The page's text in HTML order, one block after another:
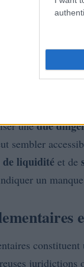
et
la plupart des
sont utilisés
De plus,
de ces
unedue
sembler
de liquidité et de
un
juridictions